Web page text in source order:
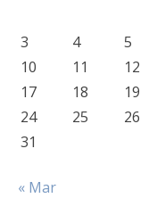
3
4 5
10
11 12
17
18 19
24
25 26
31
« Mar